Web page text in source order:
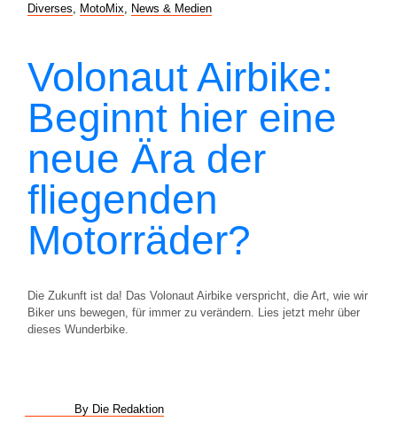
Diverses MotoMix News & Medien
Volonaut Airbike:
Beginnt hier eine
neue Ära der
fliegenden
Motorräder?
Die Zukunft ist da! Das Volonaut Airbike verspricht, die Art, wie wir
Biker uns bewegen, für immer zu verändern. Lies jetzt mehr über
dieses Wunderbike.
By Die Redaktion